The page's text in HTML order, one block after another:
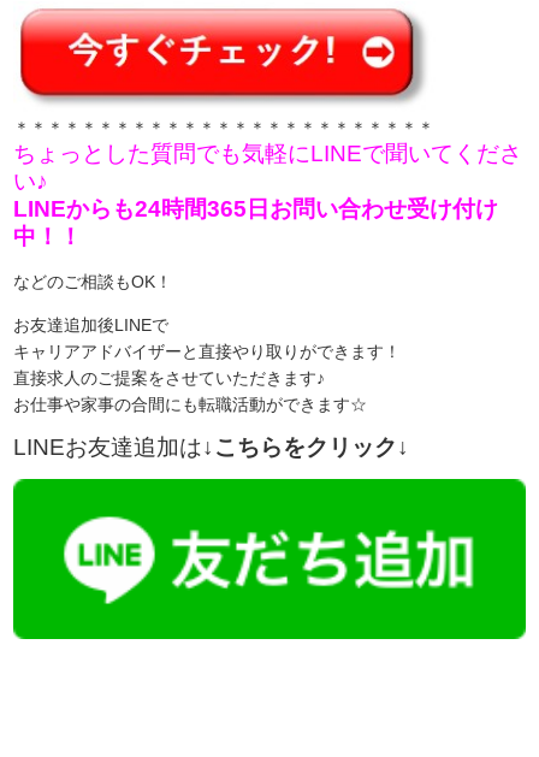
＊＊＊＊＊＊＊＊＊＊＊＊＊＊＊＊＊＊＊＊＊＊＊＊＊
ちょっとした質問でも気軽にLINEで聞いてくださ
い♪
LINEからも24時間365日お問い合わせ受け付け
中！！
などのご相談もOK！
お友達追加後LINEで
キャリアアドバイザーと直接やり取りができます！
直接求人のご提案をさせていただきます♪
お仕事や家事の合間にも転職活動ができます☆
LINEお友達追加は↓こちらをクリック↓